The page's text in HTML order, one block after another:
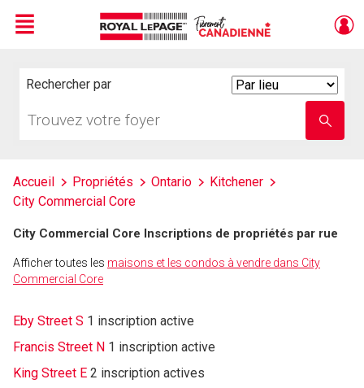
Menu
Rechercher par
votre
nom
Accueil Propriétés Ontario
Kitchener
City Commercial Core
City Commercial Core Inscriptions de propriétés par rue
Afficher toutes les maisons et les condos à vendre dans City
Commercial Core
Eby Street S 1 inscription active
Francis Street N 1 inscription active
King Street E 2 inscription actives